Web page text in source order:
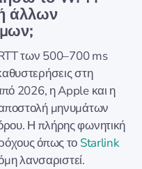
άλλων
των 500–700 ms
στη
2026, η Apple και η
μηνυμάτων
Η πλήρης φωνητική
όπως το Starlink
λανσαριστεί.